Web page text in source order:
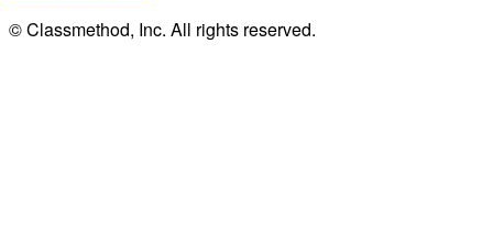
© Classmethod, Inc. All rights reserved.